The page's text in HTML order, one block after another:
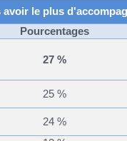
avoir le plus
Pourcentages
27 %
25 %
24 %